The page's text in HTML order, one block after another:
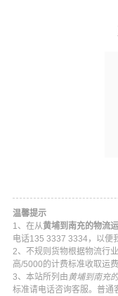
温馨提示
1、在从黄埔到南充的物流
电话135 3337 3334，以便
2、不规则货物根据物流行
高/5000的计费标准收取运
3、本站所列由 黄埔到南充
标准请电话咨询客服。普通